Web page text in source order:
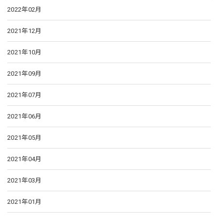
2022年02月
2021年12月
2021年10月
2021年09月
2021年07月
2021年06月
2021年05月
2021年04月
2021年03月
2021年01月